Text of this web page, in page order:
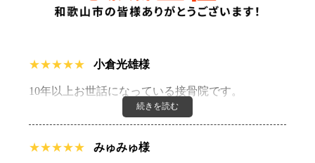
★★★★★ 小倉光雄様
10年以上お世話になっている接骨院です。
続きを読む
★★★★★ みゅみゅ様